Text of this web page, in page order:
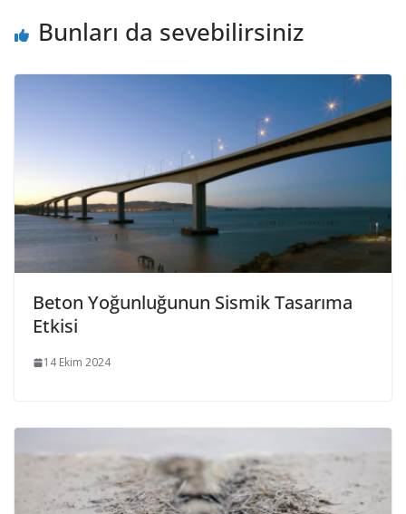
y
Bunları da sevebilirsiniz
Beton Yoğunluğunun Sismik Tasarıma
Etkisi
14 Ekim 2024